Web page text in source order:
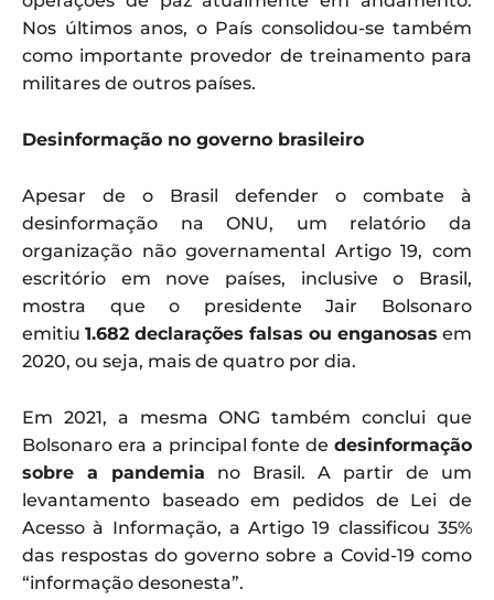
Nos últimos anos, o País consolidou-se também
como importante provedor de treinamento para
militares de outros países.
Desinformação no governo brasileiro
Apesar de o Brasil defender o combate à
desinformação na ONU, um relatório da
organização não governamental Artigo 19, com
escritório em nove países, inclusive o Brasil,
mostra que o presidente Jair Bolsonaro
emitiu 1.682 declarações falsas ou enganosas em
2020, ou seja, mais de quatro por dia.
Em 2021, a mesma ONG também conclui que
Bolsonaro era a principal fonte de desinformação
sobre a pandemia no Brasil. A partir de um
levantamento baseado em pedidos de Lei de
Acesso à Informação, a Artigo 19 classificou 35%
das respostas do governo sobre a Covid-19 como
“informação desonesta”.